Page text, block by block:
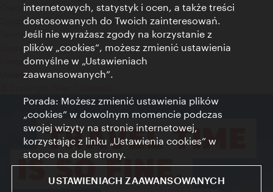
Credits
Zgoda na przetwarzanie danych osobowych
Terms of Use
Dostępność
Kontakt prasowy
Ustawienia cookies
internetowych, statystyk i ocen, a także treści
dostosowanych do Twoich zainteresowań.
Jeśli nie wyrażasz zgody na korzystanie z
plików „cookies”, możesz zmienić ustawienia
domyślne w „Ustawieniach
zaawansowanych”.
Porada: Możesz zmienić ustawienia plików
„cookies” w dowolnym momencie podczas
swojej wizyty na stronie internetowej,
korzystając z linku „Ustawienia cookies” w
stopce na dole strony.
USTAWIENIACH ZAAWANSOWANYCH